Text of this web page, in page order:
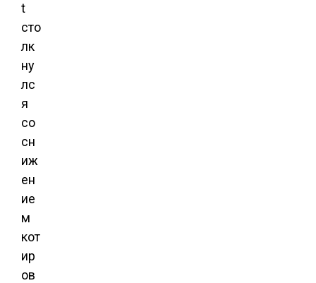
t
сто
лк
ну
лс
я
со
сн
иж
ен
ие
м
кот
ир
ов